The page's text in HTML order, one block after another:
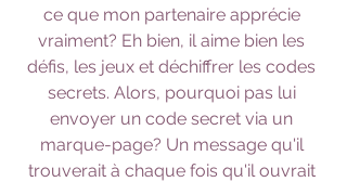
ce que mon partenaire apprécie
vraiment? Eh bien, il aime bien les
défis, les jeux et déchiffrer les codes
secrets. Alors, pourquoi pas lui
envoyer un code secret via un
marque-page? Un message qu'il
trouverait à chaque fois qu'il ouvrait